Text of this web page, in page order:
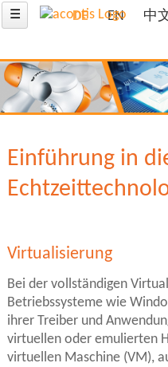
☰ DE EN 中
Einführung in
Virtualisierung
Bei der vollständigen
Betriebssysteme wie
ihrer Treiber und
virtuellen oder emulierten
virtuellen Maschine (VM),